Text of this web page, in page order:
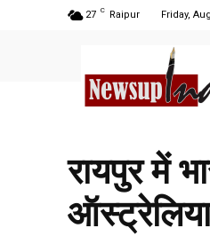
27 C Raipur Friday,
रायपुर में